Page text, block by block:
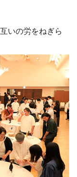
いの労をねぎら